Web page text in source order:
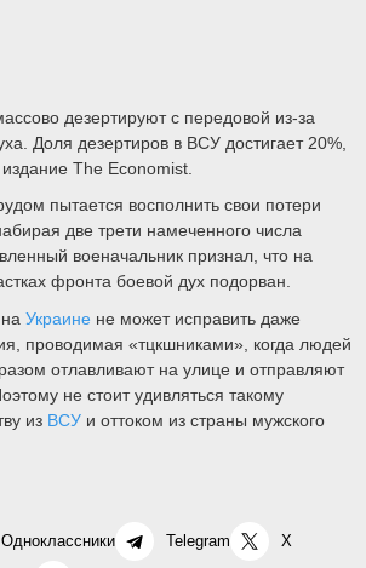
дезертируют с передовой из-за
Доля дезертиров в ВСУ достигает 20%,
The Economist.
пытается восполнить свои потери
две трети намеченного числа
военачальник признал, что на
фронта боевой дух подорван.
Украине не может исправить даже
проводимая «тцкшниками», когда людей
отлавливают на улице и отправляют
не стоит удивляться такому
из ВСУ и оттоком из страны мужского
Одноклассники Telegram X